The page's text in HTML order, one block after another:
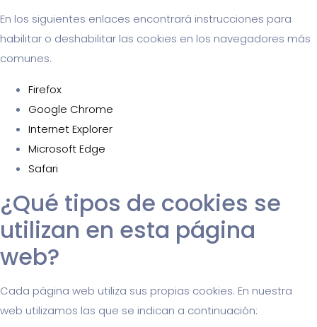
En los siguientes enlaces encontrará instrucciones para
habilitar o deshabilitar las cookies en los navegadores más
comunes.
Firefox
Google Chrome
Internet Explorer
Microsoft Edge
Safari
¿Qué tipos de cookies se
utilizan en esta página
web?
Cada página web utiliza sus propias cookies. En nuestra
web utilizamos las que se indican a continuación: